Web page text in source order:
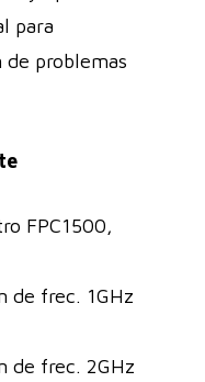
para
problemas
FPC1500,
de frec. 1GHz
de frec. 2GHz